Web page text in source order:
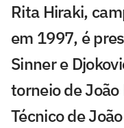
Rita Hiraki,
em 1997, é
Sinner e
torneio de João
Técnico de